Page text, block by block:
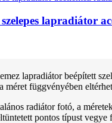
lapradiátor
lapradiátor beépített
méret függvényében
radiátor fotó, a
pontos típust